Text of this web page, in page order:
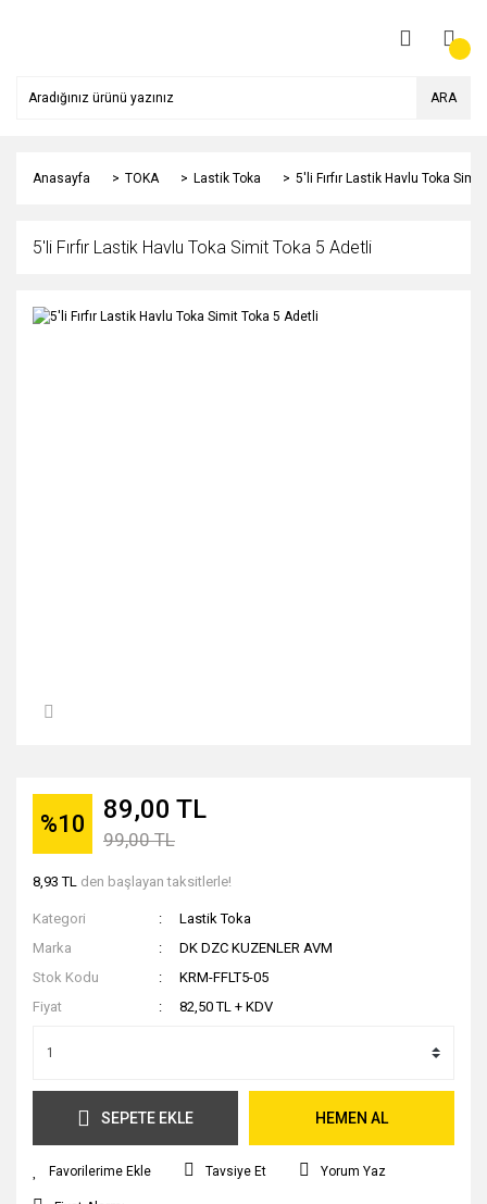
ARA
Anasayfa TOKA Lastik Toka 5'li Fırfır Lastik Havlu Toka
5'li Fırfır Lastik Havlu Toka Simit Toka 5 Adetli
%10 89,00 TL
99,00 TL
8,93 TL den başlayan taksitlerle!
Kategori
Lastik Toka
Marka
DK DZC KUZENLER AVM
Stok Kodu
KRM-FFLT5-05
Fiyat
82,50 TL + KDV
SEPETE EKLE HEMEN AL
Tavsiye Et Yorum Yaz